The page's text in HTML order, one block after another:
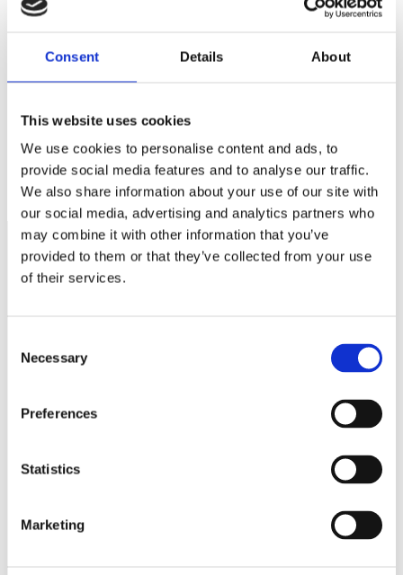
Consent Details About
This website uses cookies
We use cookies to personalise content and ads, to
provide social media features and to analyse our traffic.
We also share information about your use of our site with
our social media, advertising and analytics partners who
may combine it with other information that you’ve
provided to them or that they’ve collected from your use
of their services.
Selection
Necessary
Preferences
Statistics
Marketing
Webbplats
webbläsare till nästa gång jag skriver en kommentar.
Stressforskarens fem tips för återhämtning
Elpriset om några år – 200 kr för en dusch?
Av småföretagare, för småföretagare
Näringspolitik
Tips
Om oss